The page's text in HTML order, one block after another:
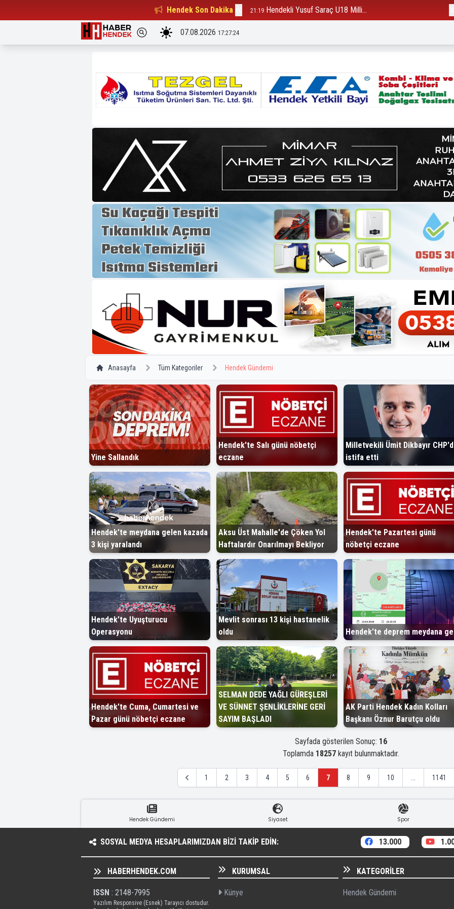
Hendek Son Dakika
Beşiktaşlılar Derneği Başkanı... 21:19 Hendekli Yusuf Saraç U18 Milli...
07.08.2026 17:27:25
Anasayfa Tüm Kategoriler Hendek Gündemi
Yine Sallandık
Hendek'te Salı günü nöbetçi
eczane
Milletvekili Ümit Dikbayır
istifa etti
Hendek'te meydana gelen kazada
3 kişi yaralandı
Aksu Üst Mahalle'de Çöken Yol
Haftalardır Onarılmayı Bekliyor
Hendek'te Pazartesi günü
nöbetçi eczane
Hendek'te Uyuşturucu
Operasyonu
Mevlit sonrası 13 kişi hastanelik
oldu
Hendek'te deprem meydana
Hendek'te Cuma, Cumartesi ve
Pazar günü nöbetçi eczane
SELMAN DEDE YAĞLI GÜREŞLERİ
VE SÜNNET ŞENLİKLERİNE GERİ
SAYIM BAŞLADI
AK Parti Hendek Kadın Kolları
Başkanı Öznur Barutçu oldu
Sayfada gösterilen Sonuç: 16
Toplamda 18257kayıt bulunmaktadır.
1 2 3 4 5 6 7 8 9 10 1141
Hendek Gündemi Siyaset Spor
SOSYAL MEDYA HESAPLARIMIZDAN BIZI TAKIP EDIN: 13.000
HABERHENDEK.COM
ISSN : 2148-7995
Yazılım Responsive (Esnek) Tarayıcı dostudur.
KURUMSAL
Künye
KATEGORILER
Hendek Gündemi